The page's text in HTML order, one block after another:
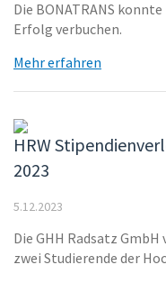
Die BONATRANS
Erfolg verbuchen.
Mehr erfahren
HRW
2023
5.12.2023
Die GHH Radsatz
zwei Studierende der